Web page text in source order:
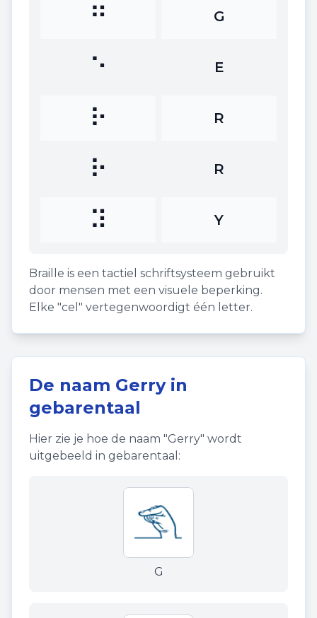
⠛ G
⠑ E
⠗ R
⠗ R
⠽ Y
Braille is een tactiel schriftsysteem gebruikt
door mensen met een visuele beperking.
Elke "cel" vertegenwoordigt één letter.
De naam Gerryin
gebarentaal
Hier zie je hoe de naam "Gerry" wordt
uitgebeeld in gebarentaal:
G